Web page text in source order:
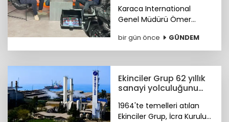
Youtube'de
Karaca International
Genel Müdürü Ömer
başlattığı 'İnsan Akademisi'
programının gelirleriyle bir
hedefliyor.
bir gün önce GÜNDEM
Ekinciler Grup 62 yıllık
sanayi yolculuğunu
1964'te temelleri atılan
Ekinciler Grup, İcra Kurulu